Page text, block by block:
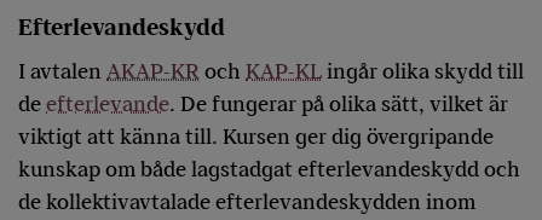
Efterlevandeskydd
I avtalen AKAP-KRoch KAP-KLingår olika skydd till
deefterlevande. De fungerar på olika sätt, vilket är
viktigt att känna till. Kursen ger dig övergripande
kunskap om både lagstadgat efterlevandeskydd och
de kollektivavtalade efterlevandeskydden inom